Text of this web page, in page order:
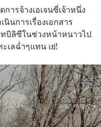
ารจ้างเอเจนซี่เจ้าหนึ่ง
นการเรื่องเอกสาร
ทบิลิซีในช่วงหน้าหนาวไป
เลฉ่ำๆแทน เย่!